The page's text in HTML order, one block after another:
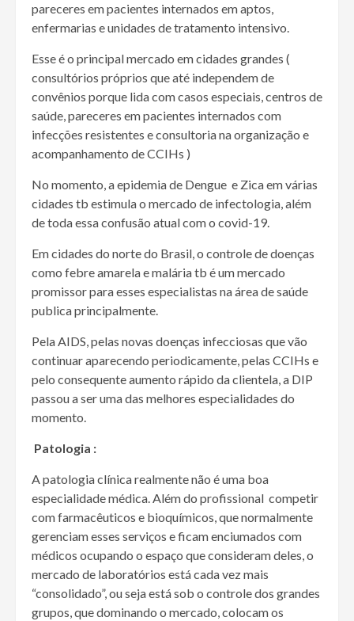
pareceres em pacientes internados em aptos,
enfermarias e unidades de tratamento intensivo.
Esse é o principal mercado em cidades grandes (
consultórios próprios que até independem de
convênios porque lida com casos especiais, centros de
saúde, pareceres em pacientes internados com
infecções resistentes e consultoria na organização e
acompanhamento de CCIHs )
No momento, a epidemia de Dengue e Zica em várias
cidades tb estimula o mercado de infectologia, além
de toda essa confusão atual com o covid-19.
Em cidades do norte do Brasil, o controle de doenças
como febre amarela e malária tb é um mercado
promissor para esses especialistas na área de saúde
publica principalmente.
Pela AIDS, pelas novas doenças infecciosas que vão
continuar aparecendo periodicamente, pelas CCIHs e
pelo consequente aumento rápido da clientela, a DIP
passou a ser uma das melhores especialidades do
momento.
Patologia :
A patologia clínica realmente não é uma boa
especialidade médica. Além do profissional competir
com farmacêuticos e bioquímicos, que normalmente
gerenciam esses serviços e ficam enciumados com
médicos ocupando o espaço que consideram deles, o
mercado de laboratórios está cada vez mais
“consolidado”, ou seja está sob o controle dos grandes
grupos, que dominando o mercado, colocam os